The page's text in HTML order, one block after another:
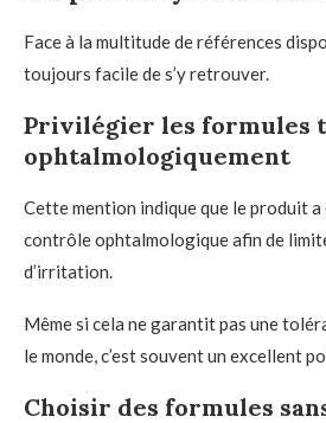
Face à la multitude de références
toujours facile de s’y retrouver.
Privilégier les formules
ophtalmologiquement
Cette mention indique que le produit a
contrôle ophtalmologique afin de
d’irritation.
Même si cela ne garantit pas une
le monde, c’est souvent un excellent
Choisir des formules